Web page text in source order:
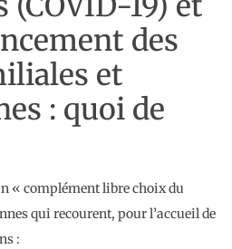
des
et
: quoi de
« complément libre choix du
qui recourent, pour l’accueil de
: